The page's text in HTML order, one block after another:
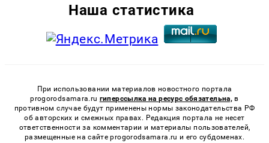
Наша статистика
При использовании материалов новостного портала
progorodsamara.ru гиперссылка на ресурс обязательна, в
противном случае будут применены нормы законодательства РФ
об авторских и смежных правах. Редакция портала не несет
ответственности за комментарии и материалы пользователей,
размещенные на сайте progorodsamara.ru и его субдоменах.